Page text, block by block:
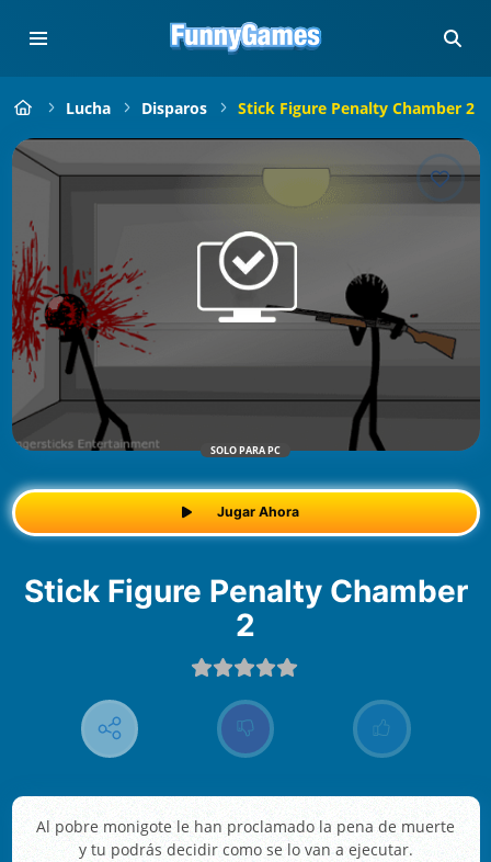
Lucha Disparos Stick Figure Penalty Chamber 2
SOLO PARA PC
Jugar Ahora
Stick Figure Penalty Chamber
2
Al pobre monigote le han proclamado la pena de muerte
y tu podrás decidir como se lo van a ejecutar.